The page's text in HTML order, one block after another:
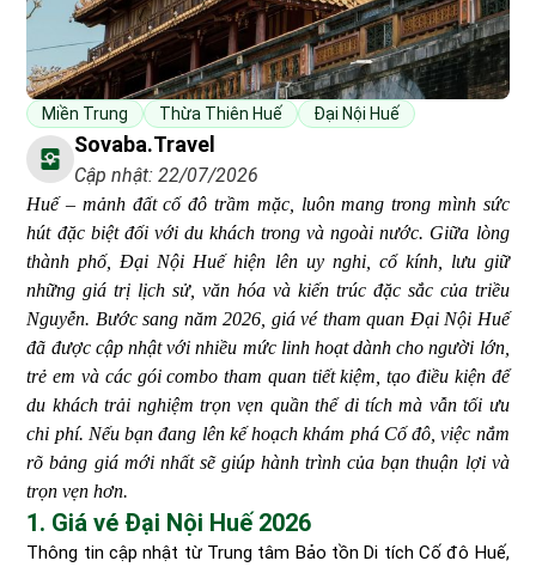
Miền Trung Thừa Thiên Huế Đại Nội Huế
Sovaba.travel
Cập nhật: 22/07/2026
Huế – mảnh đất cố đô trầm mặc, luôn mang trong mình sức
hút đặc biệt đối với du khách trong và ngoài nước. Giữa lòng
thành phố, Đại Nội Huế hiện lên uy nghi, cổ kính, lưu giữ
những giá trị lịch sử, văn hóa và kiến trúc đặc sắc của triều
Nguyễn. Bước sang năm 2026, giá vé tham quan Đại Nội Huế
đã được cập nhật với nhiều mức linh hoạt dành cho người lớn,
trẻ em và các gói combo tham quan tiết kiệm, tạo điều kiện để
du khách trải nghiệm trọn vẹn quần thể di tích mà vẫn tối ưu
chi phí. Nếu bạn đang lên kế hoạch khám phá Cố đô, việc nắm
rõ bảng giá mới nhất sẽ giúp hành trình của bạn thuận lợi và
trọn vẹn hơn.
1. Giá vé Đại Nội Huế 2026
Thông tin cập nhật từ Trung tâm Bảo tồn Di tích Cố đô Huế,